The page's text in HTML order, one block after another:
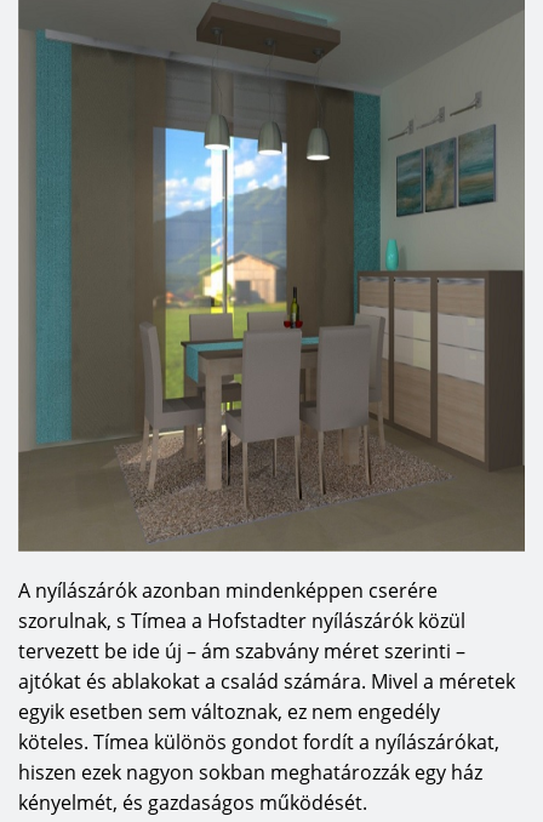
A nyílászárók azonban mindenképpen cserére
szorulnak, s Tímea a Hofstadter nyílászárók közül
tervezett be ide új – ám szabvány méret szerinti –
ajtókat és ablakokat a család számára. Mivel a méretek
egyik esetben sem változnak, ez nem engedély
köteles. Tímea különös gondot fordít a nyílászárókat,
hiszen ezek nagyon sokban meghatározzák egy ház
kényelmét, és gazdaságos működését.